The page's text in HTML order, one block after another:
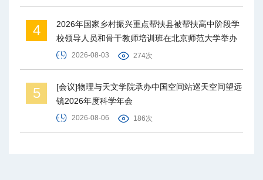
4
2026年国家乡村振兴重点帮扶县被帮扶高中阶段学
校领导人员和骨干教师培训班在北京师范大学举办
2026-08-03 274次
5
[会议]物理与天文学院承办中国空间站巡天空间望远
镜2026年度科学年会
2026-08-06 186次